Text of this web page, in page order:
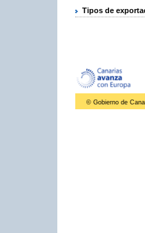
Tipos de
© Gobierno de